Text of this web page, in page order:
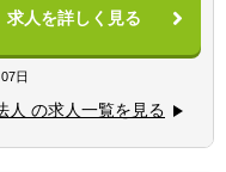
を一気通貫で担当でき
極めて希少性の高いス
きます。
】
基準もしくはUSGAAPに
務会計コンサルティン
求人を詳しく見る
日
人 の求人一覧を見る